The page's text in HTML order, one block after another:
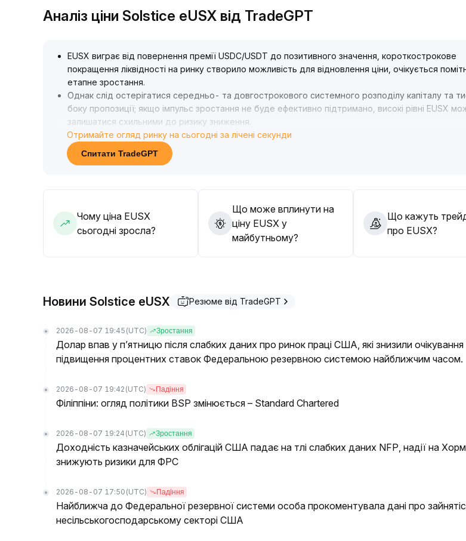
Аналіз ціни Solstice eUSX від TradeGPT
EUSX виграє від повернення премії USDC/USDT до позитивного значення, короткострокове
покращення ліквідності на ринку створило можливість для відновлення ціни, очікується
етапне зростання.
Однак слід остерігатися середньо- та довгострокового системного розподілу капіталу та
боку пропозиції; якщо імпульс зростання не буде ефективно підтримано, високі рівні EUSX
залишатися схильними до ризику зниження
Рекомендація: короткостроково варто активно скористатися вікном для відновлення, у
та довгостроковій перспективі залишайтеся обережними, звертайте увагу на ключовий рівень
опору на 3
Отримайте огляд ринку на сьогодні за лічені секунди
Спитати TradeGPT
Чому ціна EUSX
сьогодні зросла?
Що може вплинути на
ціну EUSX у
майбутньому?
Що кажуть
про EUSX?
Новини Solstice eUSX Резюме від TradeGPT
2026-08-07 19:45 (UTC) Зростання
Долар впав у п’ятницю після слабких даних про ринок праці США, які знизили
підвищення процентних ставок Федеральною резервною системою найближчим часом.
2026-08-07 19:42 (UTC) Падіння
Філіппіни: огляд політики BSP змінюється – Standard Chartered
2026-08-07 19:24 (UTC) Зростання
Доходність казначейських облігацій США падає на тлі слабких даних NFP, надії на
знижують ризики для ФРС
2026-08-07 17:50 (UTC) Падіння
Найближча до Федеральної резервної системи особа прокоментувала дані про
несільськогосподарському секторі США